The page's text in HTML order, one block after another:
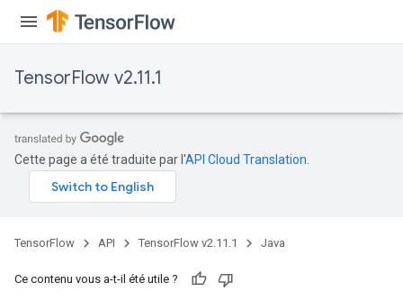
TensorFlow v2.11.1
Cette page a été traduite par l'API Cloud Translation
TensorFlow API TensorFlow v2.11.1 Java
Ce contenu vous a-t-il été utile ?